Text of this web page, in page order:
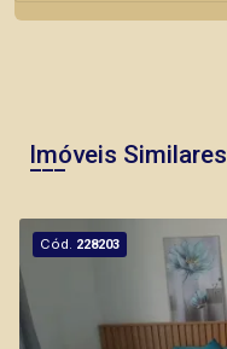
Imóveis Similares
Cód. 228203